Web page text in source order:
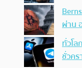
ผ่าน
ทั่วโล
ชั่วค